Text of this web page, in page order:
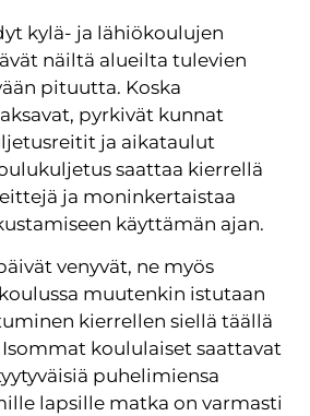
kylä- ja lähiökoulujen
näiltä alueilta tulevien
pituutta. Koska
pyrkivät kunnat
ja aikataulut
saattaa kierrellä
ja moninkertaistaa
käyttämän ajan.
venyvät, ne myös
muutenkin istutaan
kierrellen siellä täällä
koululaiset saattavat
puhelimiensa
lapsille matka on varmasti